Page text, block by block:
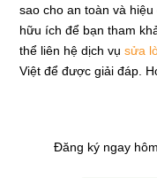
sao cho an toàn và
hữu ích để bạn tham
thể liên hệ dịch vụsửa
Việt để được giải đáp.
Đăng ký ngay